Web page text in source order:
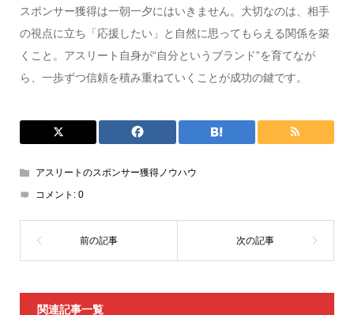
スポンサー獲得は一朝一夕にはいきません。大切なのは、相手
の視点に立ち「応援したい」と自然に思ってもらえる関係を築
くこと。アスリート自身が“自分というブランド”を育てなが
ら、一歩ずつ信頼を積み重ねていくことが成功の鍵です。
アスリートのスポンサー獲得ノウハウ
コメント: 0
関連記事一覧